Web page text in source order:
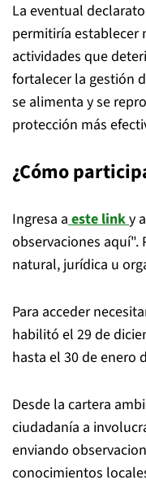
La eventual
permitiría establecer
actividades que
fortalecer la gestión
se alimenta y se
protección más
¿Cómo
Ingresa aeste linky
observaciones aquí".
natural, jurídica u
Para acceder
habilitó el 29 de
hasta el 30 de enero
Desde la cartera
ciudadanía a
enviando
conocimientos